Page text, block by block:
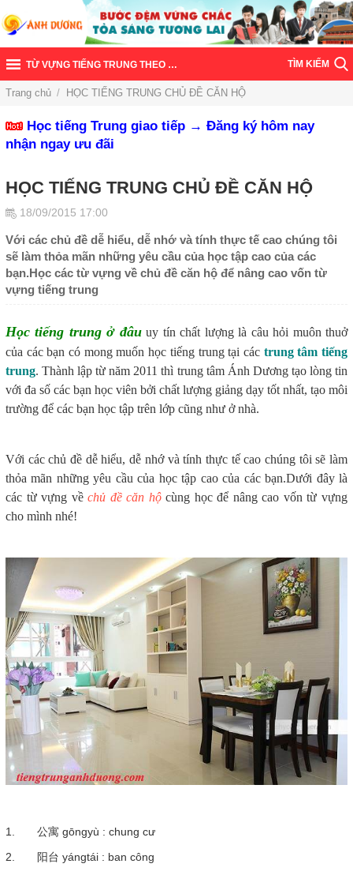
TỪ VỰNG TIẾNG TRUNG THEO CHỦ ĐỀ TÌM KIẾM
Trang chủ / HỌC TIẾNG TRUNG CHỦ ĐỀ CĂN HỘ
Học tiếng Trung giao tiếp → Đăng ký hôm nay
nhận ngay ưu đãi
HỌC TIẾNG TRUNG CHỦ ĐỀ CĂN HỘ
18/09/2015 17:00
Với các chủ đề dễ hiểu, dễ nhớ và tính thực tế cao chúng tôi
sẽ làm thỏa mãn những yêu cầu của học tập cao của các
bạn.Học các từ vựng về chủ đề căn hộ để nâng cao vốn từ
vựng tiếng trung
Học tiếng trung ở đâuuy tín chất lượng là câu hỏi muôn thuở
của các bạn có mong muốn học tiếng trung tại các trung tâm tiếng
trung. Thành lập từ năm 2011 thì trung tâm Ánh Dương tạo lòng tin
với đa số các bạn học viên bởi chất lượng giảng dạy tốt nhất, tạo môi
trường để các bạn học tập trên lớp cũng như ở nhà.
Với các chủ đề dễ hiểu, dễ nhớ và tính thực tế cao chúng tôi sẽ làm
thỏa mãn những yêu cầu của học tập cao của các bạn.Dưới đây là
các từ vựng vềchủ đề căn hộcùng học để nâng cao vốn từ vựng
cho mình nhé!
1. 公寓 gōngyù : chung cư
2. 阳台 yángtái : ban công